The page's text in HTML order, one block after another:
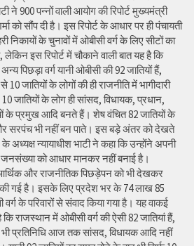
ने 900 पन्नों वाली आयोग की रिपोर्ट मुख्यमंत्री
को सौंप दी है। इस रिपोर्ट के आधार पर ही पंचायती
निकायों के चुनावों में ओबीसी वर्ग के लिए सीटों का
लेकिन इस रिपोर्ट में चौकाने वाली बात यह है कि
पिछड़ा वर्ग यानी ओबीसी की 92 जातियों हैं,
जातियों के लोगों की ही राजनीति में भागीदारी
जातियों के लोग ही सांसद, विधायक, प्रधान,
के प्रमुख आदि बनते हैं। शेष वंचित 82 जातियों के
सरपंच भी नहीं बन पाते। इस बड़े अंतर को देखते
अध्यक्ष न्यायाधीश भाटी ने कहा कि उन्होंने अपनी
जनसंख्या को आधार मानकर नहीं बनाई है।
और राजनीतिक पिछड़ेपन को भी देखकर
की गई है। इसके लिए प्रदेश भर के 74 लाख 85
के परिवारों से संवाद किया गया है। यह वाकई
राजस्थान में ओबीसी वर्ग की ऐसी 82 जातियां हैं,
प्रतिनिधि आज तक सांसद, विधायक आदि नहीं